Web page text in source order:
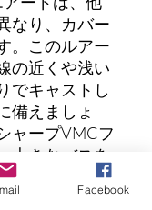
なり、カバー
。このルアー
の近くや浅い
でキャストし
備えましょ
ャープVMCフ
大きなバスを
〜6フィート潜
5/8オンス長Facebook